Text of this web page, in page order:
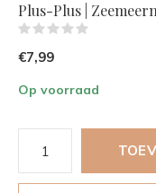
Plus-Plus |
€7,99
Op voorraad